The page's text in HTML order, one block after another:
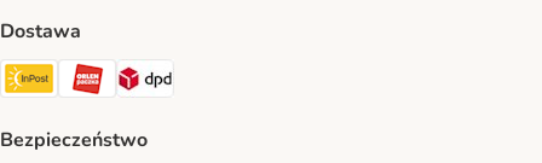
Dostawa
Paczkomat® Shipping Method
ORLEN Paczka Shipping Method
DPD Shipping Method
Bezpieczeństwo